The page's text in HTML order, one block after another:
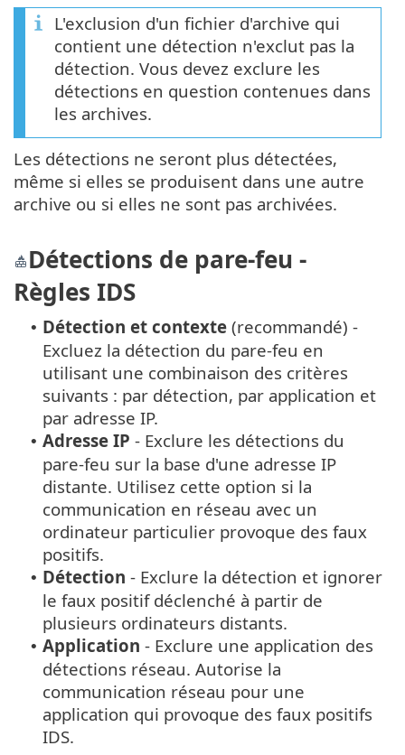
L'exclusion d'un fichier d'archive qui
contient une détection n'exclut pas la
détection. Vous devez exclure les
détections en question contenues dans
les archives.
Les détections ne seront plus détectées,
même si elles se produisent dans une autre
archive ou si elles ne sont pas archivées.
Détections de pare-feu -
Règles IDS
• Détection et contexte (recommandé) -
Excluez la détection du pare-feu en
utilisant une combinaison des critères
suivants : par détection, par application et
par adresse IP.
• Adresse IP - Exclure les détections du
pare-feu sur la base d'une adresse IP
distante. Utilisez cette option si la
communication en réseau avec un
ordinateur particulier provoque des faux
positifs.
• Détection - Exclure la détection et ignorer
le faux positif déclenché à partir de
plusieurs ordinateurs distants.
• Application - Exclure une application des
détections réseau. Autorise la
communication réseau pour une
application qui provoque des faux positifs
IDS.